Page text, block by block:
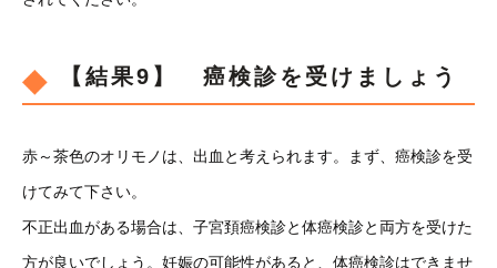
【結果9】 癌検診を受けましょう
赤～茶色のオリモノは、出血と考えられます。まず、癌検診を受
けてみて下さい。
不正出血がある場合は、子宮頚癌検診と体癌検診と両方を受けた
方が良いでしょう。妊娠の可能性があると、体癌検診はできませ